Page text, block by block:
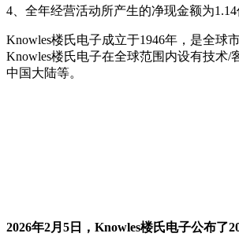
4、 全年经营活动所产生的净现金额为1.14
Knowles楼氏电子成立于1946年，是全球
Knowles楼氏电子在全球范围内设有技术
中国大陆等‌。
2026年2月5日，Knowles楼氏电子公布了